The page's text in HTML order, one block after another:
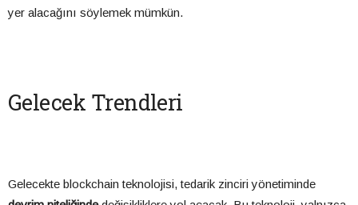
yer alacağını söylemek mümkün.
Gelecek Trendleri
Gelecekte blockchain teknolojisi, tedarik zinciri yönetiminde